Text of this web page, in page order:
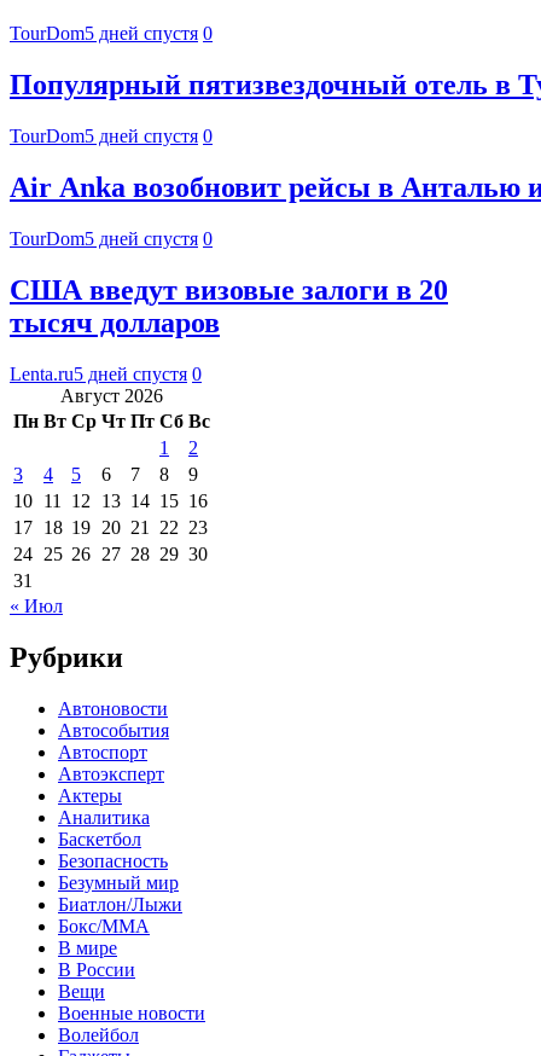
TourDom5 дней спустя 0
Популярный пятизвездочный отель в
TourDom5 дней спустя 0
Air Anka возобновит рейсы в Анталью
TourDom5 дней спустя 0
США введут визовые залоги в 20
тысяч долларов
Lenta.ru5 дней спустя 0
Август 2026
Пн Вт Ср Чт Пт Сб Вс
1
2
3
4 5 6 7 8
9
10 11 12 13 14 15 16
17 18 19 20 21 22 23
24 25 26 27 28 29 30
31
« Июл
Рубрики
Автоновости
Автособытия
Автоспорт
Автоэксперт
Актеры
Аналитика
Баскетбол
Безопасность
Безумный мир
Биатлон/Лыжи
Бокс/MMA
В мире
В России
Вещи
Военные новости
Волейбол